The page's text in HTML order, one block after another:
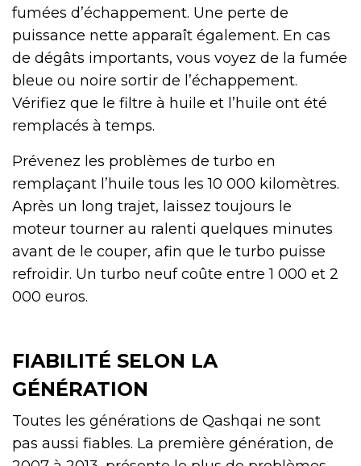
fumées d’échappement. Une perte de
puissance nette apparaît également. En cas
de dégâts importants, vous voyez de la fumée
bleue ou noire sortir de l’échappement.
Vérifiez que le filtre à huile et l’huile ont été
remplacés à temps.
Prévenez les problèmes de turbo en
remplaçant l’huile tous les 10 000 kilomètres.
Après un long trajet, laissez toujours le
moteur tourner au ralenti quelques minutes
avant de le couper, afin que le turbo puisse
refroidir. Un turbo neuf coûte entre 1 000 et 2
000 euros.
FIABILITÉ SELON LA
GÉNÉRATION
Toutes les générations de Qashqai ne sont
pas aussi fiables. La première génération, de